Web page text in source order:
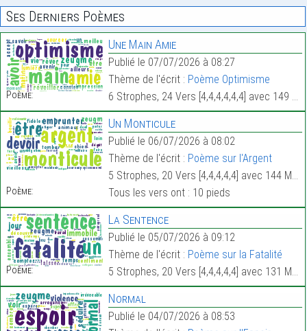
Ses Derniers Poèmes
Poème:
Une Main Amie
Publié le 07/07/2026 à 08:27
Thème de l'écrit : Poème Optimisme
6 Strophes, 24 Vers [4,4,4,4,4,4] avec 149 Mots.
Poème:
Un Monticule
Publié le 06/07/2026 à 08:02
Thème de l'écrit : Poème sur l'Argent
5 Strophes, 20 Vers [4,4,4,4,4] avec 144 Mots.
Tous les vers ont : 10 pieds
Poème:
La Sentence
Publié le 05/07/2026 à 09:12
Thème de l'écrit : Poème sur la Fatalité
5 Strophes, 20 Vers [4,4,4,4,4] avec 131 Mots.
Normal
Publié le 04/07/2026 à 08:53